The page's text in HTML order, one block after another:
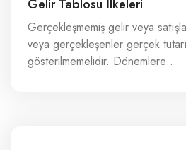
Gelir Tablosu İlkeleri
Gerçekleşmemiş gelir veya
veya gerçekleşenler gerçek
gösterilmemelidir. Dönemlere…